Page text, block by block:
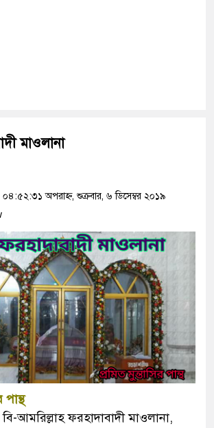
মাওলানা
অপরাহ্ন, শুক্রবার, ৬ ডিসেম্বর ২০১৯
আমরিল্লাহ ফরহাদাবাদী মাওলানা,